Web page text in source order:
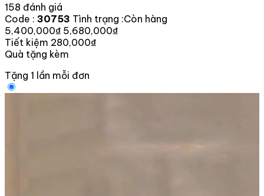
158 đánh giá
Code : 30753 Tình trạng :Còn hàng
5,400,000₫ 5,680,000₫
Tiết kiệm 280,000₫
Quà tặng kèm
Tặng 1 lần mỗi đơn